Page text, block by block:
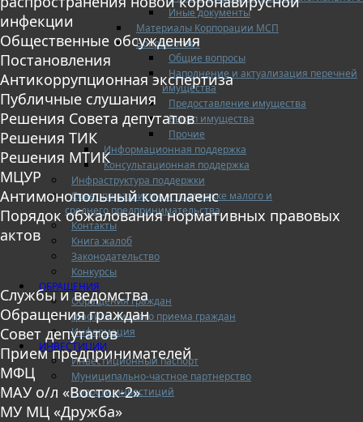
Иные документы
Материалы Корпорации МСП
Вопрос-ответ
Общие вопросы
Наполнение и актуализация перечней
имущества
Предоставление имущества
Выкуп имущества
Прочие
Информационная поддержка
Консультационная поддержка
Инфраструктура поддержки
Совет по развитию и поддержке малого и
среднего предпринимательства
Контакты
Книга жалоб
Законодательство
Конкурсы
ОБРАЩЕНИЯ
Обращения граждан
Графики личного приема граждан
Информация
ИНВЕСТИЦИИ
Инвестиционный паспорт
Муниципально-частное партнерство
Новости инвестиций
инфекции
Общественные обсуждения
Постановления
Антикоррупционная экспертиза
Публичные слушания
Решения Совета депутатов
Решения ТИК
Решения МТИК
МЦУР
Антимонопольный комплаенс
Порядок обжалования нормативных правовых
актов
Службы и ведомства
Обращения граждан
Совет депутатов
Прием предпринимателей
МФЦ
МАУ о/л «Восток-2»
МУ МЦ «Дружба»